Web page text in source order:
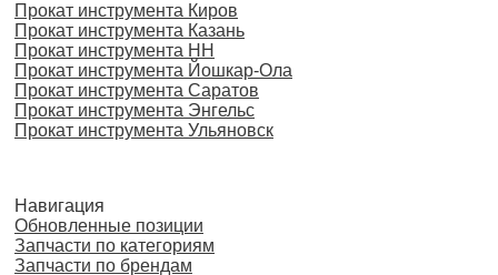
Прокат инструмента Киров
Прокат инструмента Казань
Прокат инструмента НН
Прокат инструмента Йошкар-Ола
Прокат инструмента Саратов
Прокат инструмента Энгельс
Прокат инструмента Ульяновск
Навигация
Обновленные позиции
Запчасти по категориям
Запчасти по брендам